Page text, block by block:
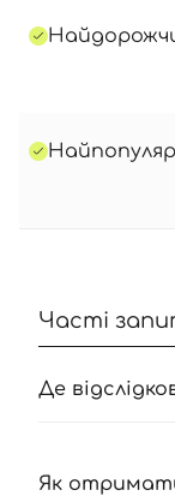
Часті
Де
Як